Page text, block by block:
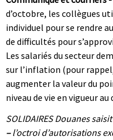
d’octobre, les collègues
individuel pour se rendre
de difficultés pour
Les salariés du secteur
sur l’inflation (pour
augmenter la valeur du
niveau de vie en vigueur au
SOLIDAIRES Douanes
–l’octroi d’autorisations